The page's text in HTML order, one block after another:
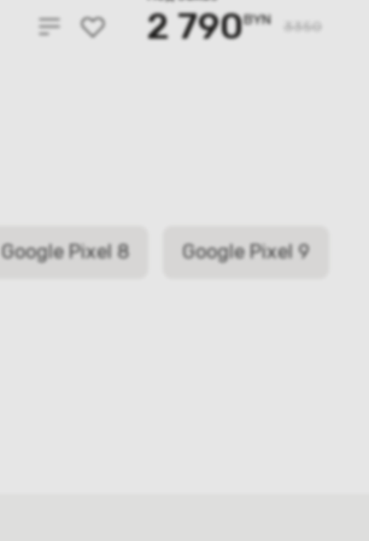
2 790BYN 3350
Google Pixel 8 Google Pixel 9